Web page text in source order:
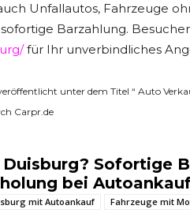
Unfallautos, Fahrzeuge
Barzahlung.
für Ihr unverbindliches
unter dem Titel “ Auto
Carpr.de
Sofortige
bei
mit Autoankauf Fahrzeuge mit